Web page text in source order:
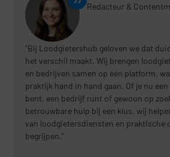
Redacteur &
“Bij Loodgietershub geloven we dat
het verschil maakt. Wij brengen
en bedrijven samen op één platform,
praktijk hand in hand gaan. Of je nu
bent, een bedrijf runt of gewoon op
betrouwbare hulp bij een klus, wij
van loodgietersdiensten en praktische
begrijpen.”